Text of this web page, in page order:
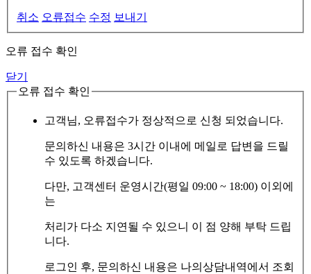
취소 오류접수 수정 보내기
오류 접수 확인
닫기
오류 접수 확인
고객님, 오류접수가 정상적으로 신청 되었습니다.
문의하신 내용은 3시간 이내에 메일로 답변을 드릴
수 있도록 하겠습니다.
다만, 고객센터 운영시간(평일 09:00 ~ 18:00) 이외에
는
처리가 다소 지연될 수 있으니 이 점 양해 부탁 드립
니다.
로그인 후, 문의하신 내용은 나의상담내역에서 조회